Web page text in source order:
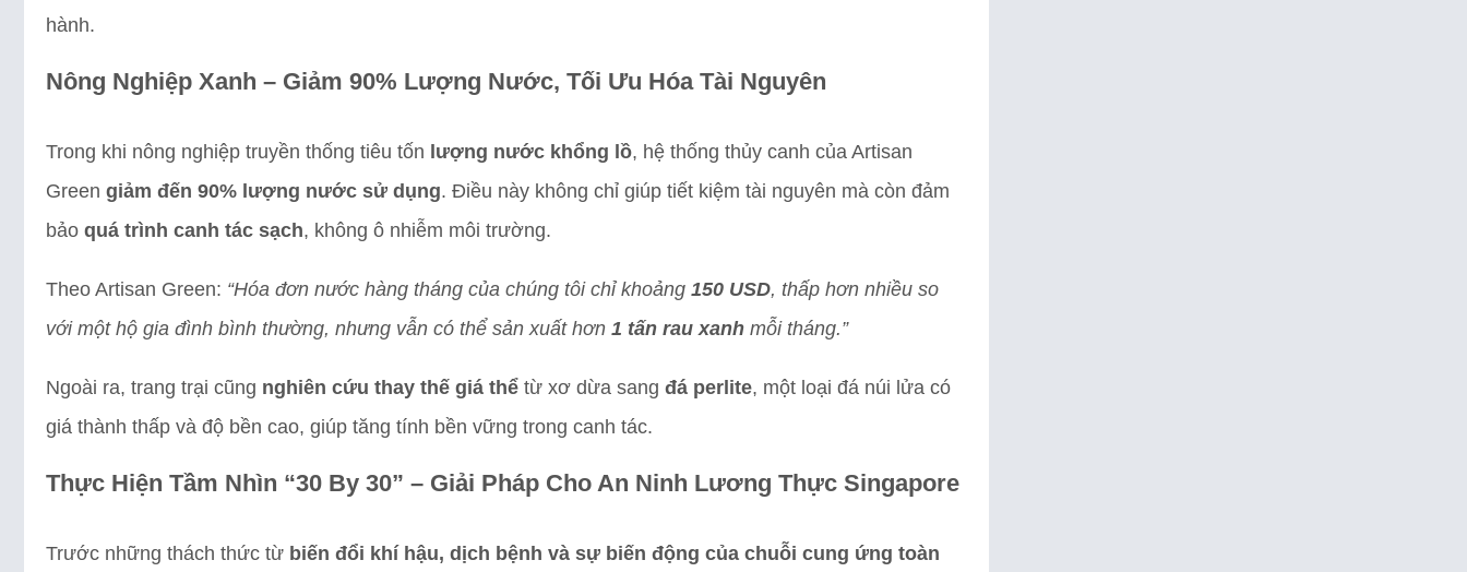
hành.
Nông Nghiệp Xanh – Giảm 90% Lượng Nước, Tối Ưu Hóa Tài Nguyên
Trong khi nông nghiệp truyền thống tiêu tốn lượng nước khổng lồ, hệ thống thủy canh của Artisan
Green giảm đến 90% lượng nước sử dụng. Điều này không chỉ giúp tiết kiệm tài nguyên mà còn đảm
bảo quá trình canh tác sạch, không ô nhiễm môi trường.
Theo Artisan Green: “Hóa đơn nước hàng tháng của chúng tôi chỉ khoảng 150 USD, thấp hơn nhiều so
với một hộ gia đình bình thường, nhưng vẫn có thể sản xuất hơn 1 tấn rau xanh mỗi tháng.”
Ngoài ra, trang trại cũng nghiên cứu thay thế giá thể từ xơ dừa sang đá perlite, một loại đá núi lửa có
giá thành thấp và độ bền cao, giúp tăng tính bền vững trong canh tác.
Thực Hiện Tầm Nhìn “30 By 30” – Giải Pháp Cho An Ninh Lương Thực Singapore
Trước những thách thức từ biến đổi khí hậu, dịch bệnh và sự biến động của chuỗi cung ứng toàn